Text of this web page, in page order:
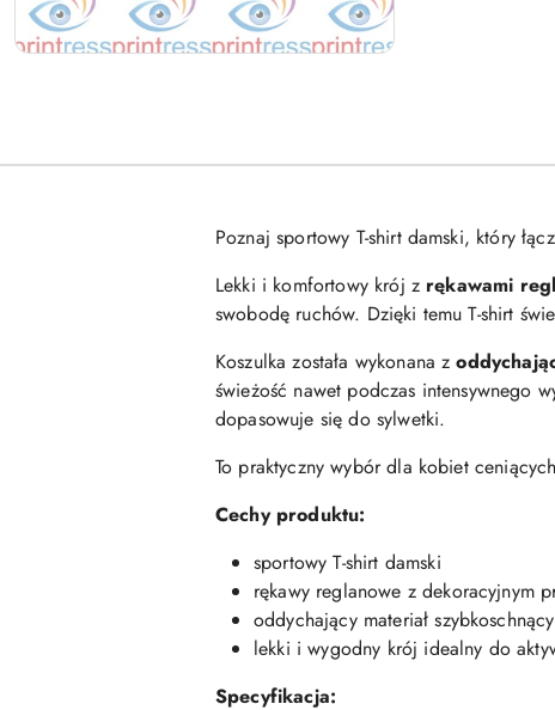
Poznaj sportowy T-shirt damski, który
Lekki i komfortowy krój z rękawami
swobodę ruchów. Dzięki temu T-shirt
Koszulka została wykonana z
świeżość nawet podczas intensywnego
dopasowuje się do sylwetki.
To praktyczny wybór dla kobiet
Cechy produktu:
sportowy T-shirt damski
rękawy reglanowe z dekoracyjnym
oddychający materiał szybkoschnący
lekki i wygodny krój idealny do
Specyfikacja: